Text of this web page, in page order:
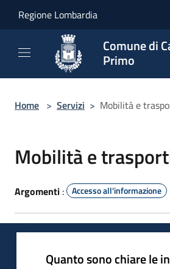
Regione Lombardia
Comune di
Primo
Home > Servizi > Mobilità e
Mobilità e
Argomenti : Accesso all'informazione
Quanto sono chiare le